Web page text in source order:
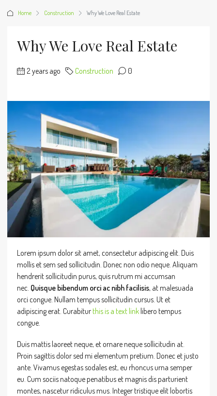
Home Construction Why We Love Real Estate
Why We Love Real Estate
2 years ago Construction 0
Lorem ipsum dolor sit amet, consectetur adipiscing elit. Duis
mollis et sem sed sollicitudin. Donec non odio neque. Aliquam
hendrerit sollicitudin purus, quis rutrum mi accumsan
nec. Quisque bibendum orci ac nibh facilisis, at malesuada
orci congue. Nullam tempus sollicitudin cursus. Ut et
adipiscing erat. Curabiturthis is a text linklibero tempus
congue.
Duis mattis laoreet neque, et ornare neque sollicitudin at.
Proin sagittis dolor sed mi elementum pretium. Donec et justo
ante. Vivamus egestas sodales est, eu rhoncus urna semper
eu. Cum sociis natoque penatibus et magnis dis parturient
montes, nascetur ridiculus mus. Integer tristique elit lobortis